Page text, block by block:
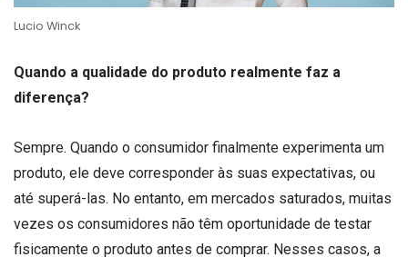
Lucio Winck
Quando a qualidade do produto realmente faz a
diferença?
Sempre. Quando o consumidor finalmente experimenta um
produto, ele deve corresponder às suas expectativas, ou
até superá-las. No entanto, em mercados saturados, muitas
vezes os consumidores não têm oportunidade de testar
fisicamente o produto antes de comprar. Nesses casos, a